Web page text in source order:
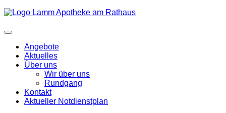
Angebote
Aktuelles
Über uns
Wir über uns
Rundgang
Kontakt
Aktueller Notdienstplan